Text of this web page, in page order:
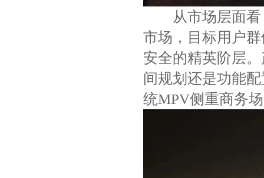
从市场层面看
市场，目标用户
安全的精英阶层
间规划还是功能
统MPV侧重商务